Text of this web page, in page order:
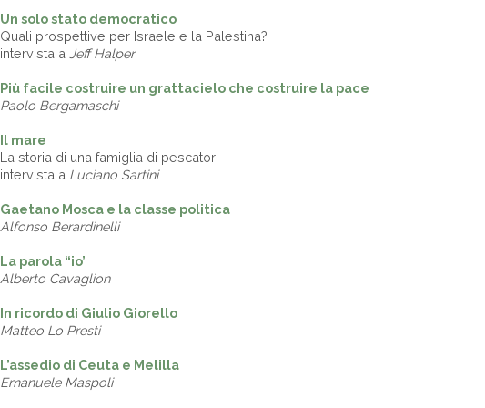
Un solo stato democratico
Quali prospettive per Israele e la Palestina?
intervista a Jeff Halper
Più facile costruire un grattacielo che costruire la pace
Paolo Bergamaschi
Il mare
La storia di una famiglia di pescatori
intervista a Luciano Sartini
Gaetano Mosca e la classe politica
Alfonso Berardinelli
La parola “io’
Alberto Cavaglion
In ricordo di Giulio Giorello
Matteo Lo Presti
L’assedio di Ceuta e Melilla
Emanuele Maspoli